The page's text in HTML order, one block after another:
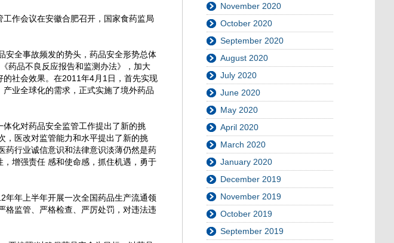
作会议在安徽合肥召开，国家食药监局
安全事故频发的势头，药品安全形势总体
药品不良反应报告和监测办法》，加大
社会效果。在2011年4月1日，首先实现
业全球化的需求，正式实施了境外药品
化对药品安全监管工作提出了新的挑
，医改对监管能力和水平提出了新的挑
药行业诚信意识和法律意识淡薄仍然是药
增强责任 感和使命感，抓住机遇，勇于
年年上半年开展一次全国药品生产流通领
格监管、严格检查、严厉处罚，对违法违
November 2020
October 2020
September 2020
August 2020
July 2020
June 2020
May 2020
April 2020
March 2020
January 2020
December 2019
November 2019
October 2019
September 2019